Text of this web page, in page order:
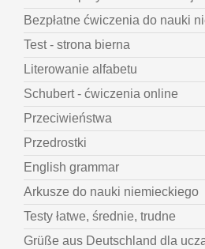
Bezpłatne ćwiczenia do nauki
Test - strona bierna
Literowanie alfabetu
Schubert - ćwiczenia online
Przeciwieństwa
Przedrostki
English grammar
Arkusze do nauki niemieckiego
Testy łatwe, średnie, trudne
Grüße aus Deutschland dla